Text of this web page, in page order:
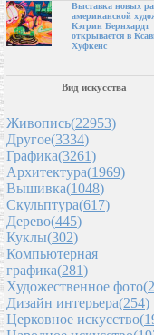
Выставка новых
американской
Кэтрин Бернхардт
открывается в
Хуфкенс
Вид искусства
Живопись(22953)
Другое(3334)
Графика(3261)
Архитектура(1969)
Вышивка(1048)
Скульптура(617)
Дерево(445)
Куклы(302)
Компьютерная
графика(281)
Художественное фото(
Дизайн интерьера(254)
Церковное искусство(